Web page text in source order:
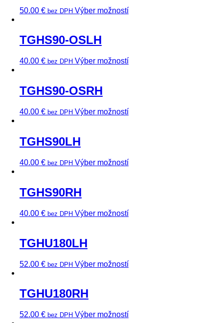
50.00 € bez DPH Výber možností
TGHS90-OSLH
40.00 € bez DPH Výber možností
TGHS90-OSRH
40.00 € bez DPH Výber možností
TGHS90LH
40.00 € bez DPH Výber možností
TGHS90RH
40.00 € bez DPH Výber možností
TGHU180LH
52.00 € bez DPH Výber možností
TGHU180RH
52.00 € bez DPH Výber možností